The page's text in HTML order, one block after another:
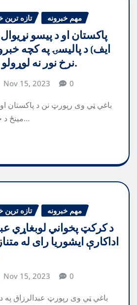
تازه ترین مهم خبرونه
پاکستان او د پیسو
ایف) د پالیسۍ په کچه
نرخ نور نه لوړولو موافقه کړې ده.
Nov 15, 2023 0
باغي ټي وی رپورټ نن د پاکستان
مینځ د خبرو اخري ورځ ده او…
تازه ترین مهم خبرونه
د کرکټ پخواني لوبغاړي
اداکارې ایشوریا رای له
Nov 15, 2023 0
باغي ټي وی رپورټ عبدالرزاق په